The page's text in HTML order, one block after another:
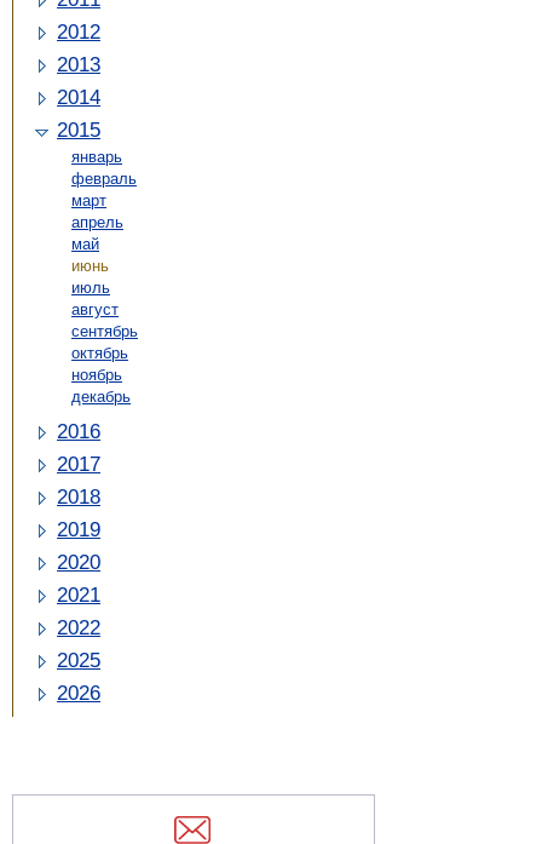
2012
2013
2014
2015
январь
февраль
март
апрель
май
июнь
июль
август
сентябрь
октябрь
ноябрь
декабрь
2016
2017
2018
2019
2020
2021
2022
2025
2026